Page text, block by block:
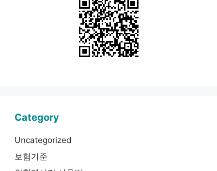
Category
Uncategorized
보험기준